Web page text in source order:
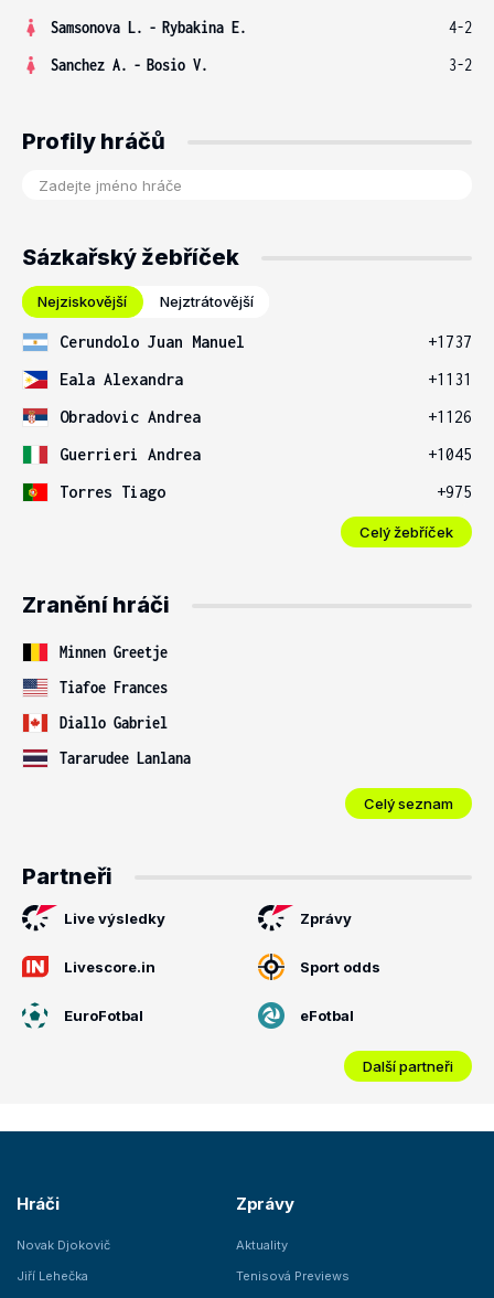
Samsonova L. - Rybakina E.
4-2
Sanchez A. - Bosio V. 3-2
Profily hráčů
Sázkařský žebříček
Nejziskovější Nejztrátovější
Cerundolo Juan Manuel
+1737
Eala Alexandra
+1131
Obradovic Andrea
+1126
Guerrieri Andrea
+1045
Torres Tiago
+975
Celý žebříček
Zranění hráči
Minnen Greetje
Tiafoe Frances
Diallo Gabriel
Tararudee Lanlana
Celý seznam
Partneři
Live výsledky Zprávy
Livescore.in Sport odds
EuroFotbal eFotbal
Další partneři
Hráči
Novak Djokovič
Jiří Lehečka
Zprávy
Aktuality
Tenisová Previews